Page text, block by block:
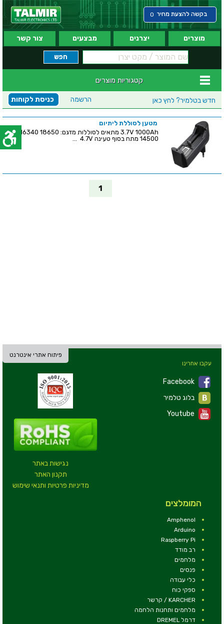
בקשה להצעת מחיר 0
מוצרים יצרנים מבצעים צור קשר
קטגוריות מוצרים
חדש בטלמיר? לחץ כאן כניסת לקוחות הרשמה
מטען לסוללת ליתיום
3.7V 1000Ah מתאים לסוללות מדגם: 18650 16340
14500 מתח בסוף טעינה 4.7V ...
1
פיתוח אתרי אינטרנט
נגישות באתר
תקנון האתר
מדיניות פרטיות ותנאי שימוש
עקבו אחרינו
Facebook
Youtube
המומלצים
Amphenol
Arduino
Raspberry Pi
רב מודד
מלחמים
פנסים
כלי עבודה
ספקי כוח
KARCHER / קרשר
מלחמים ותחנות הלחמה
דרמל DREMEL